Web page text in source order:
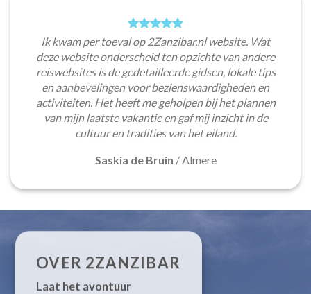
Ik kwam per toeval op 2Zanzibar.nl website. Wat
deze website onderscheid ten opzichte van andere
reiswebsites is de gedetailleerde gidsen, lokale tips
en aanbevelingen voor bezienswaardigheden en
activiteiten. Het heeft me geholpen bij het plannen
van mijn laatste vakantie en gaf mij inzicht in de
cultuur en tradities van het eiland.
Saskia de Bruin /Almere
OVER 2ZANZIBAR
Laat het avontuur